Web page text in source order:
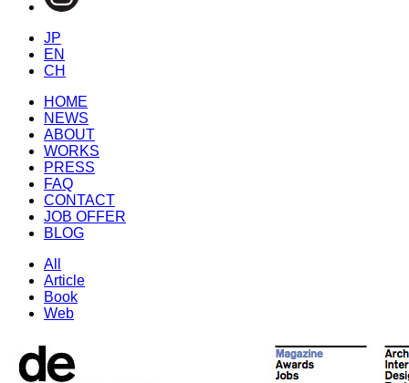
JP
EN
CH
HOME
NEWS
ABOUT
WORKS
PRESS
FAQ
CONTACT
JOB OFFER
BLOG
All
Article
Book
Web